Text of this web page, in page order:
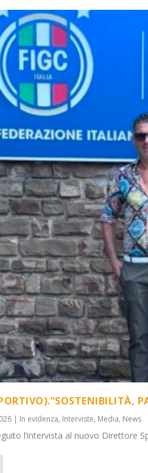
| In evidenza, Interviste, Media, News
l’intervista al nuovo Direttore